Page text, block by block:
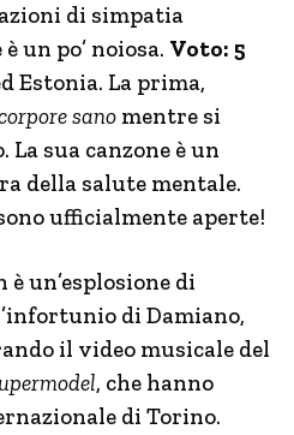
di simpatia
un po’ noiosa. Voto: 5
Estonia. La prima,
sano mentre si
sua canzone è un
della salute mentale.
ufficialmente aperte!
un’esplosione di
di Damiano,
il video musicale del
, che hanno
di Torino.